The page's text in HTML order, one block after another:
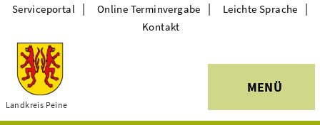
Themen
Landkreis Peine
MENÜ
Serviceportal | Online Terminvergabe | Leichte Sprache |
Kontakt